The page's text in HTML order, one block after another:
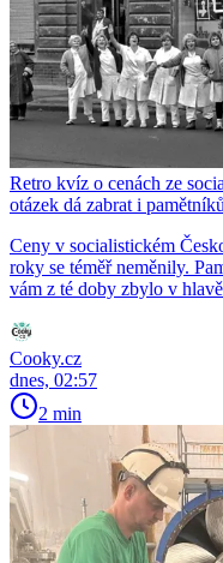
Retro kvíz o cenách ze
otázek dá zabrat i
Ceny v socialistickém
roky se téměř neměnily.
vám z té doby zbylo v
Cooky.cz
dnes, 02:57
2 min